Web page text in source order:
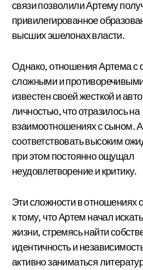
связи позволили Артему
привилегированное
высших эшелонах власти.
Однако, отношения Артема с
сложными и
известен своей жесткой и
личностью, что отразилось на
взаимоотношениях с сыном.
соответствовать высоким
при этом постоянно ощущал
неудовлетворение и критику.
Эти сложности в отношениях
к тому, что Артем начал
жизни, стремясь найти
идентичность и
активно заниматься